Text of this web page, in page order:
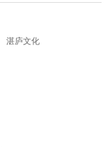
湛庐文化